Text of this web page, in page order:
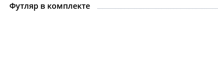
Футляр в комплекте